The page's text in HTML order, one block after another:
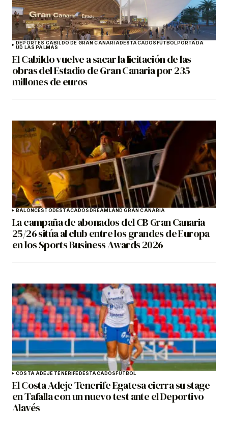
DEPORTES CABILDO DE GRAN CANARIADESTACADOSFÚTBOLPORTADA
UD LAS PALMAS
El Cabildo vuelve a sacar la licitación de las
obras del Estadio de Gran Canaria por 235
millones de euros
BALONCESTODESTACADOSDREAMLAND GRAN CANARIA
La campaña de abonados del CB Gran Canaria
25/26 sitúa al club entre los grandes de Europa
en los Sports Business Awards 2026
COSTA ADEJE TENERIFEDESTACADOSFÚTBOL
El Costa Adeje Tenerife Egatesa cierra su stage
en Tafalla con un nuevo test ante el Deportivo
Alavés